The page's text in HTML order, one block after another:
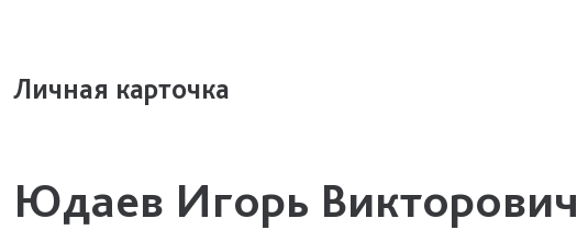
Личная карточка
Юдаев Игорь Викторович